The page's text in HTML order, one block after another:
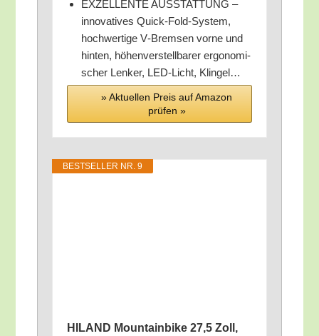
EXZELLENTE AUSSTATTUNG –
inno­va­ti­ves Quick-Fold-Sys­tem,
hoch­wer­ti­ge V‑Bremsen vor­ne und
hin­ten, höhen­ver­stell­ba­rer ergo­no­mi­
scher Len­ker, LED-Licht, Klingel…
» Aktu­el­len Preis auf Ama­zon
prü­fen »
BEST­SEL­LER NR. 9
HILAND Moun­tain­bike 27,5 Zoll,